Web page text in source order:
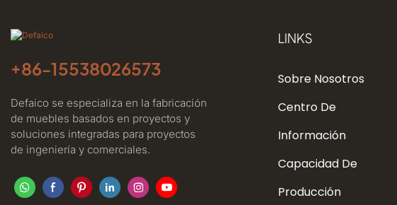
+86-15538026573
Defaico se especializa en la fabricación
de muebles basados ​​en proyectos y
soluciones integradas para proyectos
de ingeniería y comerciales.
LINKS
Sobre Nosotros
Centro De
Información
Capacidad De
Producción